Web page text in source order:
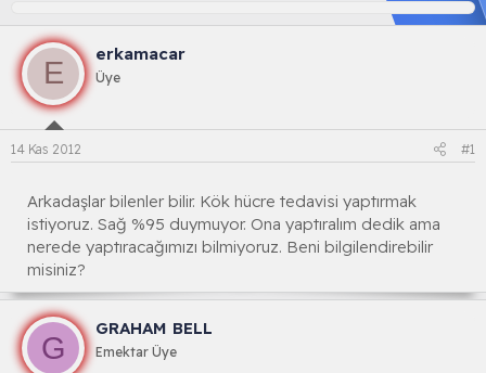
b
u
y
u
b
a
ş
a
t
a
n
a
ç
i
h
i
E
erkamacar
Üye
14 Kas 2012 #1
Arkadaşlar bilenler bilir. Kök hücre tedavisi yaptırmak
istiyoruz. Sağ %95 duymuyor. Ona yaptıralım dedik ama
nerede yaptıracağımızı bilmiyoruz. Beni bilgilendirebilir
misiniz?
G
GRAHAM BELL
Emektar Üye